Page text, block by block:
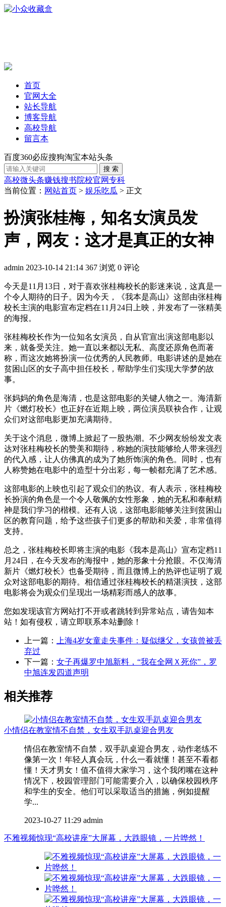
首页
官网大全
站长导航
博客导航
高校导航
留言本
百度360必应搜狗淘宝本站头条
高校微头条赚钱搜书院校官网专科
当前位置： 网站首页 > 娱乐吃瓜 > 正文
扮演张桂梅，知名女演员发
声，网友：这才是真正的女神
admin 2023-10-14 21:14 367 浏览 0 评论
今天是11月13日，对于喜欢张桂梅校长的影迷来说，这真是一
个令人期待的日子。因为今天，《我本是高山》这部由张桂梅
校长主演的电影宣布定档在11月24日上映，并发布了一张精美
的海报。
张桂梅校长作为一位知名女演员，自从官宣出演这部电影以
来，就备受关注。她一直以来都以无私、高度还原角色而著
称，而这次她将扮演一位优秀的人民教师。电影讲述的是她在
贫困山区的女子高中担任校长，帮助学生们实现大学梦的故
事。
张妈妈的角色是海清，也是这部电影的关键人物之一。海清新
片《燃灯校长》也正好在近期上映，两位演员联袂合作，让观
众们对这部电影更加充满期待。
关于这个消息，微博上掀起了一股热潮。不少网友纷纷发文表
达对张桂梅校长的赞美和期待，称她的演技能够给人带来强烈
的代入感，让人仿佛真的成为了她所饰演的角色。同时，也有
人称赞她在电影中的造型十分出彩，每一帧都充满了艺术感。
这部电影的上映也引起了观众们的热议。有人表示，张桂梅校
长扮演的角色是一个令人敬佩的女性形象，她的无私和奉献精
神是我们学习的楷模。还有人说，这部电影能够关注到贫困山
区的教育问题，给予这些孩子们更多的帮助和关爱，非常值得
支持。
总之，张桂梅校长即将主演的电影《我本是高山》宣布定档11
月24日，在今天发布的海报中，她的形象十分抢眼。不仅海清
新片《燃灯校长》也备受期待，而且微博上的热评也证明了观
众对这部电影的期待。相信通过张桂梅校长的精湛演技，这部
电影将会为观众们呈现出一场精彩而感人的故事。
您如发现该官方网站打不开或者跳转到异常站点，请告知本
站！如有侵权，请立即联系本站删除！
上一篇：
上海4岁女童走失事件：疑似继父，女孩曾被丢
弃过
下一篇： 女子再爆罗中旭新料，“我在全网Ｘ死你”，罗
中旭连发四道声明
相关推荐
小情侣在教室情不自禁，女生双手趴桌迎合男友
情侣在教室情不自禁，双手趴桌迎合男友，动作老练不
像第一次！年轻人真会玩，什么一看就懂！甚至不看都
懂！天才男女！值不值得大家学习，这个我闭嘴在这种
情况下，校园管理部门可能需要介入，以确保校园秩序
和学生的安全。他们可以采取适当的措施，例如提醒
学...
2023-10-27 11:29 admin
不雅视频惊现“高校讲座”大屏幕，大跌眼镜，一片哗然！